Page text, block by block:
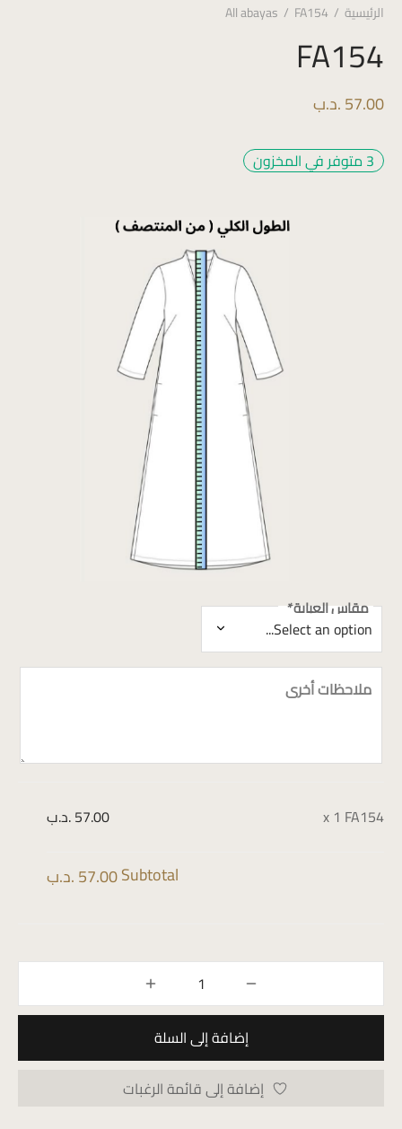
الرئيسية /
All abayas / FA154
FA154
57.00.د.ب
3 متوفر في المخزون
مقاس العباية*
ملاحظات أخرى
x 1 FA154 57.00 .د.ب
Subtotal57.00 .د.ب
إضافة إلى السلة
إضافة إلى قائمة الرغبات